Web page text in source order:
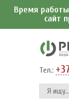
Время
сайт
Тел.: